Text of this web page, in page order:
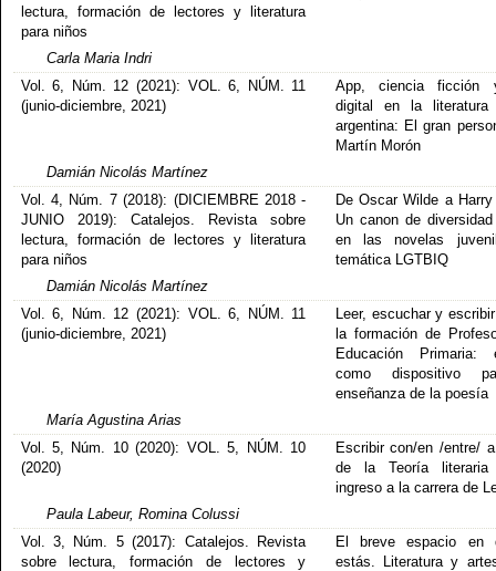
lectura, formación de lectores y literatura
para niños
Carla Maria Indri
Vol. 6, Núm. 12 (2021): VOL. 6, NÚM. 11
(junio-diciembre, 2021)
App, ciencia ficción
digital en la literatura
argentina: El gran
Martín Morón
Damián Nicolás Martínez
Vol. 4, Núm. 7 (2018): (DICIEMBRE 2018 -
JUNIO 2019): Catalejos. Revista sobre
lectura, formación de lectores y literatura
para niños
De Oscar Wilde a
Un canon de
en las novelas
temática LGTBIQ
Damián Nicolás Martínez
Vol. 6, Núm. 12 (2021): VOL. 6, NÚM. 11
(junio-diciembre, 2021)
Leer, escuchar y
la formación de
Educación
como dispositivo
enseñanza de la poesía
María Agustina Arias
Vol. 5, Núm. 10 (2020): VOL. 5, NÚM. 10
(2020)
Escribir con/en /entre/
de la Teoría
ingreso a la carrera de
Paula Labeur, Romina Colussi
Vol. 3, Núm. 5 (2017): Catalejos. Revista
sobre lectura, formación de lectores y
El breve espacio en
estás. Literatura y